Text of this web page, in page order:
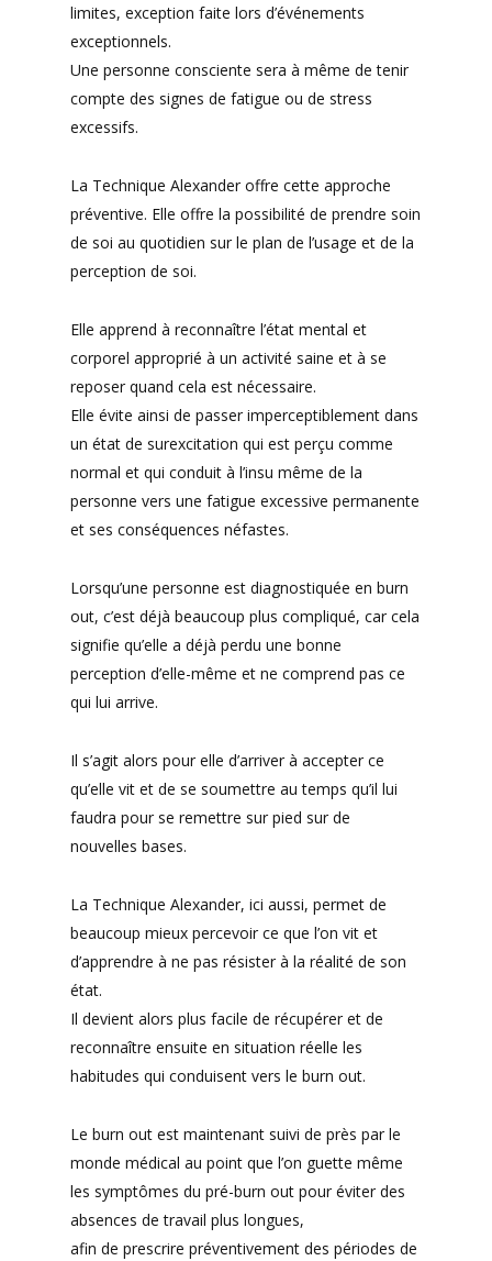
limites, exception faite lors d’événements
exceptionnels.
Une personne consciente sera à même de tenir
compte des signes de fatigue ou de stress
excessifs.
La Technique Alexander offre cette approche
préventive. Elle offre la possibilité de prendre soin
de soi au quotidien sur le plan de l’usage et de la
perception de soi.
Elle apprend à reconnaître l’état mental et
corporel approprié à un activité saine et à se
reposer quand cela est nécessaire.
Elle évite ainsi de passer imperceptiblement dans
un état de surexcitation qui est perçu comme
normal et qui conduit à l’insu même de la
personne vers une fatigue excessive permanente
et ses conséquences néfastes.
Lorsqu’une personne est diagnostiquée en burn
out, c’est déjà beaucoup plus compliqué, car cela
signifie qu’elle a déjà perdu une bonne
perception d’elle-même et ne comprend pas ce
qui lui arrive.
Il s’agit alors pour elle d’arriver à accepter ce
qu’elle vit et de se soumettre au temps qu’il lui
faudra pour se remettre sur pied sur de
nouvelles bases.
La Technique Alexander, ici aussi, permet de
beaucoup mieux percevoir ce que l’on vit et
d’apprendre à ne pas résister à la réalité de son
état.
Il devient alors plus facile de récupérer et de
reconnaître ensuite en situation réelle les
habitudes qui conduisent vers le burn out.
Le burn out est maintenant suivi de près par le
monde médical au point que l’on guette même
les symptômes du pré-burn out pour éviter des
absences de travail plus longues,
afin de prescrire préventivement des périodes de